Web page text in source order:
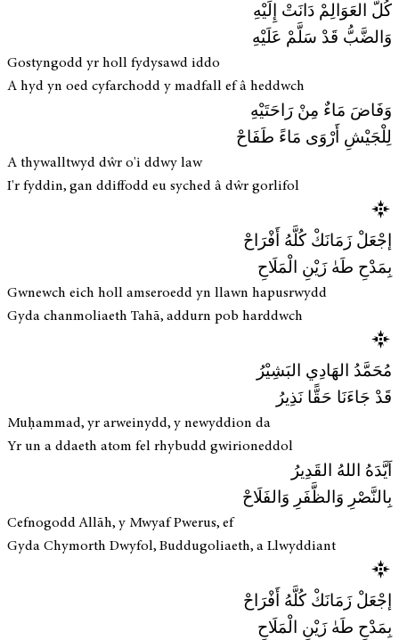
كُلُّ العَوَالِمْ دَانَتْ إِلَيْهِ
وَالضَّبُّ قَدْ سَلَّمْ عَلَيْهِ
Gostyngodd yr holl fydysawd iddo
A hyd yn oed cyfarchodd y madfall ef â heddwch
وَفَاضَ مَاءٌ مِنْ رَاحَتَيْهِ
لِلْجَيْشِ أَرْوَى مَاءً طَفَاحْ
A thywalltwyd dŵr o'i ddwy law
I'r fyddin, gan ddiffodd eu syched â dŵr gorlifol
إجْعَلْ زَمَانَكْ كُلَّهُ أَفْرَاحْ
بِمَدْحِ طَهٰ زَيْنِ الْمَلَاحِ
Gwnewch eich holl amseroedd yn llawn hapusrwydd
Gyda chanmoliaeth Tahā, addurn pob harddwch
مُحَمَّدُ الهَادِي البَشِيْرُ
قَدْ جَاءَنَا حَقًّا نَذِيرُ
Muḥammad, yr arweinydd, y newyddion da
Yr un a ddaeth atom fel rhybudd gwirioneddol
اَيَّدَهُ اللهُ القَدِيرُ
بِالنَّصْرِ وَالظَّفَرِ وَالفَلَاحْ
Cefnogodd Allāh, y Mwyaf Pwerus, ef
Gyda Chymorth Dwyfol, Buddugoliaeth, a Llwyddiant
إجْعَلْ زَمَانَكْ كُلَّهُ أَفْرَاحْ
بِمَدْحِ طَهٰ زَيْنِ الْمَلَاحِ